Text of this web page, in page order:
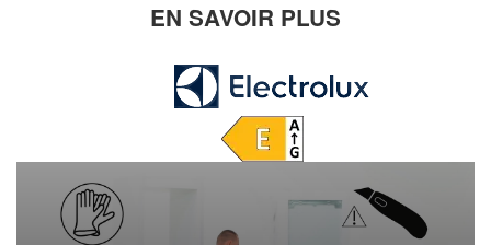
EN SAVOIR PLUS